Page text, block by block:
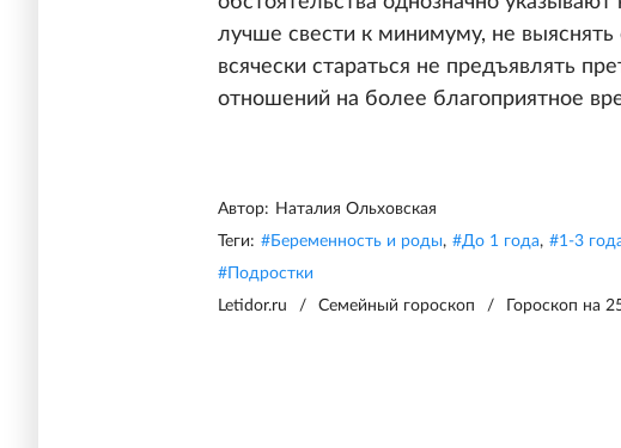
лучше свести к минимуму, не
всячески стараться не предъявлять
отношений на более благоприятное
Автор: Наталия Ольховская
Теги: #Беременность и роды, #До 1 года, #1-3
#Подростки
Letidor.ru
/ Семейный гороскоп / Гороскоп на